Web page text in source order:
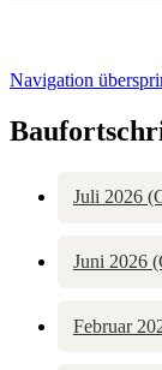
Navigation
Juli 2026
Juni 2026
Februar